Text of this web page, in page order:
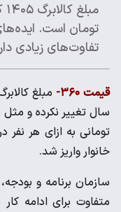
تومان است.
تفاوت‌های زیادی
قیمت ۳۶۰-
سال تغییر نکرده و
تومانی به ازای هر
خانوار واریز شد.
سازمان برنامه و
متفاوت برای ادامه